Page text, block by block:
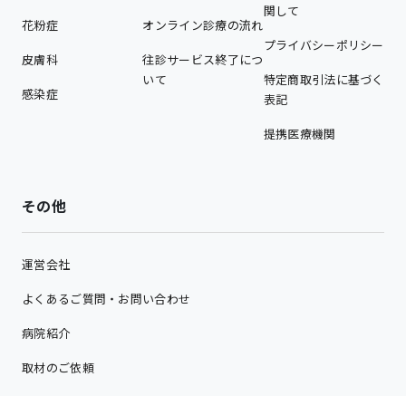
花粉症
皮膚科
感染症
オンライン診療の流れ
往診サービス終了につ
いて
関して
プライバシーポリシー
特定商取引法に基づく
表記
提携医療機関
その他
運営会社
よくあるご質問・お問い合わせ
病院紹介
取材のご依頼